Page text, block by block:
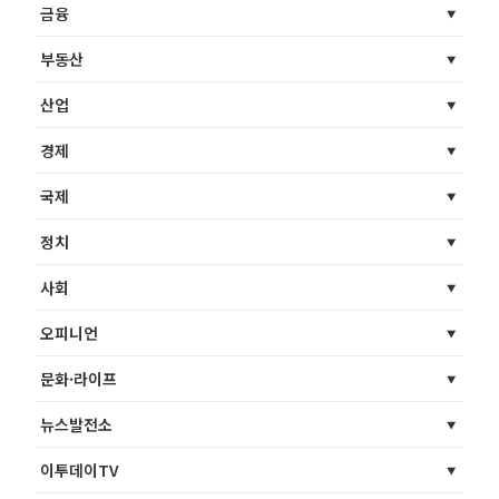
금융
부동산
산업
경제
국제
정치
사회
오피니언
문화·라이프
뉴스발전소
이투데이TV